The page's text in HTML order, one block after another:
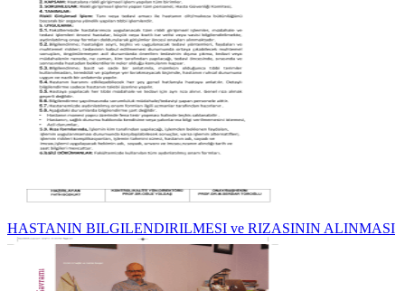
HASTANIN BILGILENDIRILMESI ve RIZASININ ALINMASI